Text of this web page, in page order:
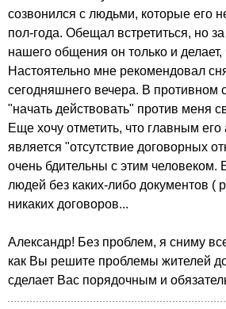
созвонился с людьми, которые его
пол-года. Обещал встретиться, но
нашего общения он только и делает,
Настоятельно мне рекомендовал
сегодняшнего вечера. В противном
"начать действовать" против меня
Еще хочу отметить, что главным
является "отсутствие договорных
очень бдительны с этим человеком.
людей без каких-либо документов (
никаких договоров...
Александр! Без проблем, я сниму
как Вы решите проблемы жителей
сделает Вас порядочным и